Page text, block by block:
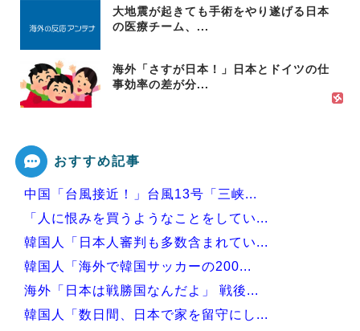
大地震が起きても手術をやり遂げる日本
の医療チーム、...
海外「さすが日本！」日本とドイツの仕
事効率の差が分...
おすすめ記事
中国「台風接近！」台風13号「三峡...
「人に恨みを買うようなことをしてい...
韓国人「日本人審判も多数含まれてい...
韓国人「海外で韓国サッカーの200...
海外「日本は戦勝国なんだよ」 戦後...
韓国人「数日間、日本で家を留守にし...